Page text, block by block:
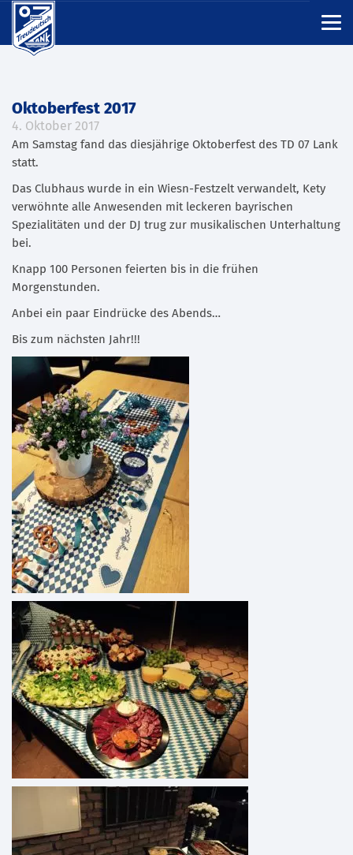
Oktoberfest 2017
4. Oktober 2017
Am Samstag fand das diesjährige Oktoberfest des TD 07 Lank
statt.
Das Clubhaus wurde in ein Wiesn-Festzelt verwandelt, Kety
verwöhnte alle Anwesenden mit leckeren bayrischen
Spezialitäten und der DJ trug zur musikalischen Unterhaltung
bei.
Knapp 100 Personen feierten bis in die frühen
Morgenstunden.
Anbei ein paar Eindrücke des Abends…
Bis zum nächsten Jahr!!!